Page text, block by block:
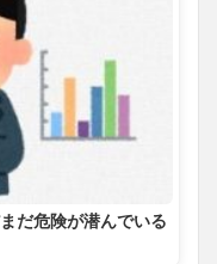
だ危険が潜んでいる